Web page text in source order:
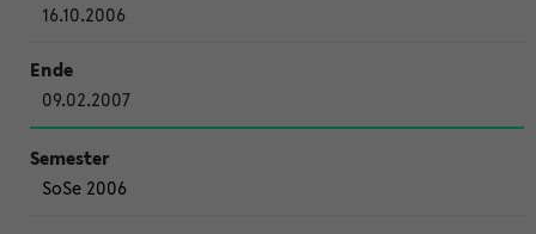
16.10.2006
09.02.2007
SoSe 2006